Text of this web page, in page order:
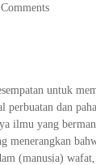
Comments
untuk
perbuatan dan
ilmu yang
menerangkan
(manusia)